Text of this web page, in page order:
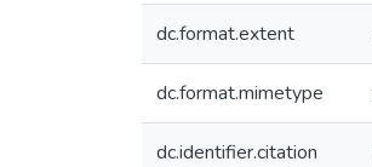
dc.format.extent
dc.format.mimetype
dc.identifier.citation